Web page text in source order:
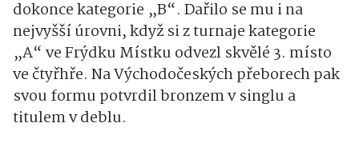
dokonce kategorie „B“. Dařilo se mu i na
nejvyšší úrovni, když si z turnaje kategorie
„A“ ve Frýdku Místku odvezl skvělé 3. místo
ve čtyřhře. Na Východočeských přeborech pak
svou formu potvrdil bronzem v singlu a
titulem v deblu.